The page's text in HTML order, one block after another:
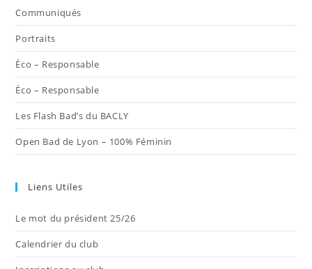
nouvel
nouvel
Communiqués
Portraits
Éco – Responsable
Éco – Responsable
Les Flash Bad’s du BACLY
Open Bad de Lyon – 100% Féminin
Liens Utiles
Le mot du président 25/26
Calendrier du club